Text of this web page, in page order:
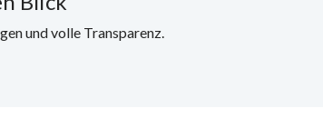
und volle Transparenz.